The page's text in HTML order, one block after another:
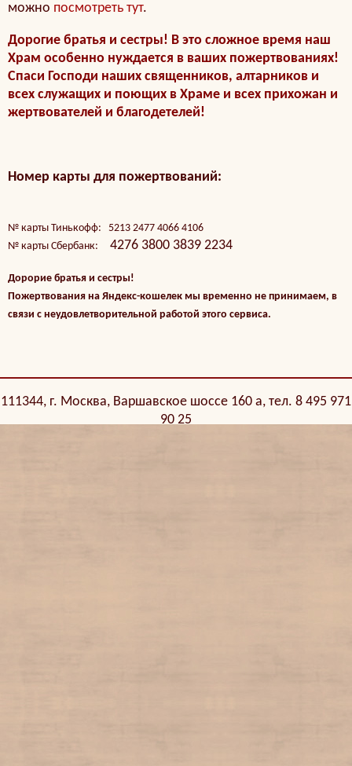
можно посмотреть тут.
Дорогие братья и сестры! В это сложное время наш
Храм особенно нуждается в ваших пожертвованиях!
Спаси Господи наших священников, алтарников и
всех служащих и поющих в Храме и всех прихожан и
жертвователей и благодетелей!
Номер карты для пожертвований:
№ карты Тинькофф: 5213 2477 4066 4106
№ карты Сбербанк: 4276 3800 3839 2234
Дорорие братья и сестры!
Пожертвования на Яндекс-кошелек мы временно не принимаем, в
связи с неудовлетворительной работой этого сервиса.
111344, г. Москва, Варшавское шоссе 160 а, тел. 8 495 971
90 25